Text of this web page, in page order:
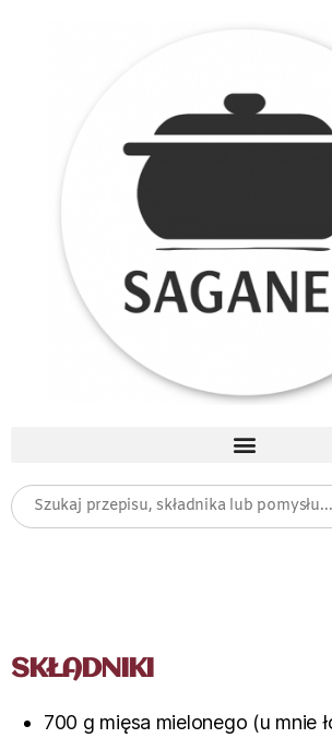
SKŁADNIKI
700 g mięsa mielonego (u mnie